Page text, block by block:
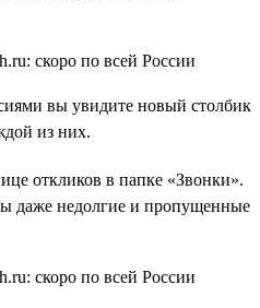
вы увидите новый столбик
из них.
откликов в папке «Звонки».
даже недолгие и пропущенные